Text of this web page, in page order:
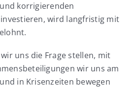
korrigierenden
wird langfristig mit
uns die Frage stellen, mit
wir uns am
in Krisenzeiten bewegen